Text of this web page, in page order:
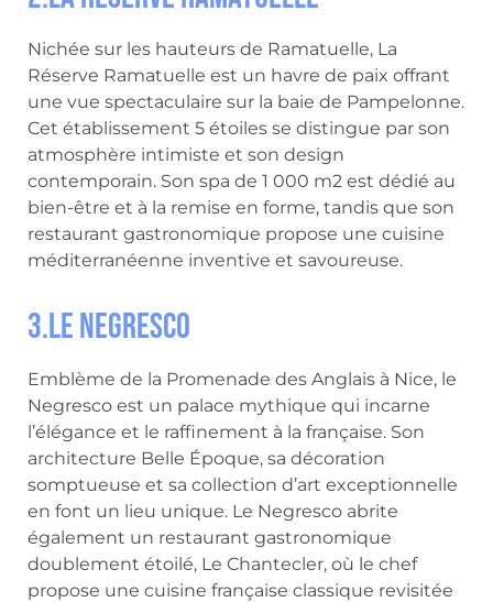
Nichée sur les hauteurs de Ramatuelle, La
Réserve Ramatuelle est un havre de paix offrant
une vue spectaculaire sur la baie de Pampelonne.
Cet établissement 5 étoiles se distingue par son
atmosphère intimiste et son design
contemporain. Son spa de 1 000 m2 est dédié au
bien-être et à la remise en forme, tandis que son
restaurant gastronomique propose une cuisine
méditerranéenne inventive et savoureuse.
3.Le Negresco
Emblème de la Promenade des Anglais à Nice, le
Negresco est un palace mythique qui incarne
l’élégance et le raffinement à la française. Son
architecture Belle Époque, sa décoration
somptueuse et sa collection d’art exceptionnelle
en font un lieu unique. Le Negresco abrite
également un restaurant gastronomique
doublement étoilé, Le Chantecler, où le chef
propose une cuisine française classique revisitée